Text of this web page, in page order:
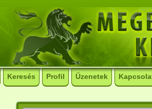
Keresés Profil Üzenetek